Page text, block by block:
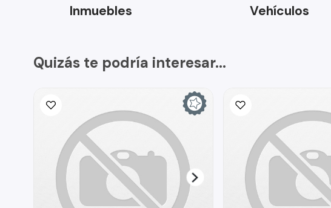
Inmuebles Vehículos
Quizás te podría interesar...